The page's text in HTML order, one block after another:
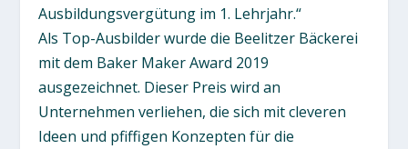
Ausbildungsvergütung im 1. Lehrjahr.“
Als Top-Ausbilder wurde die Beelitzer Bäckerei
mit dem Baker Maker Award 2019
ausgezeichnet. Dieser Preis wird an
Unternehmen verliehen, die sich mit cleveren
Ideen und pfiffigen Konzepten für die